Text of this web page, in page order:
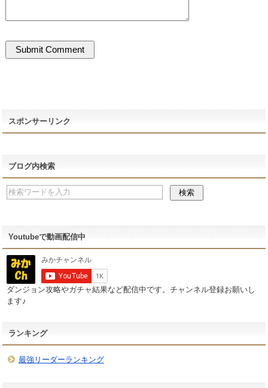
スポンサーリンク
ブログ内検索
Youtubeで動画配信中
ダンジョン攻略やガチャ結果など配信中です。チャンネル登録お願いし
ます♪
ランキング
最強リーダーランキング